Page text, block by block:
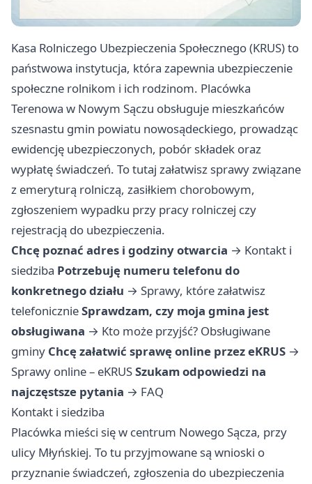
Kasa Rolniczego Ubezpieczenia Społecznego (KRUS) to
państwowa instytucja, która zapewnia ubezpieczenie
społeczne rolnikom i ich rodzinom. Placówka
Terenowa w Nowym Sączu obsługuje mieszkańców
szesnastu gmin powiatu nowosądeckiego, prowadząc
ewidencję ubezpieczonych, pobór składek oraz
wypłatę świadczeń. To tutaj załatwisz sprawy związane
z emeryturą rolniczą, zasiłkiem chorobowym,
zgłoszeniem wypadku przy pracy rolniczej czy
rejestracją do ubezpieczenia.
Chcę poznać adres i godziny otwarcia → Kontakt i
siedziba Potrzebuję numeru telefonu do
konkretnego działu → Sprawy, które załatwisz
telefonicznieSprawdzam, czy moja gmina jest
obsługiwana → Kto może przyjść? Obsługiwane
gminy Chcę załatwić sprawę online przez eKRUS →
Sprawy online – eKRUSSzukam odpowiedzi na
najczęstsze pytania → FAQ
Kontakt i siedziba
Placówka mieści się w centrum Nowego Sącza, przy
ulicy Młyńskiej. To tu przyjmowane są wnioski o
przyznanie świadczeń, zgłoszenia do ubezpieczenia